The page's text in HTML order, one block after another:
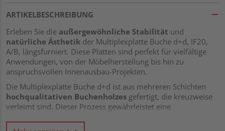
ARTIKELBESCHREIBUNG
Erleben Sie die außergewöhnliche Stabilität und
natürliche Ästhetik der Multiplexplatte Buche d+d, IF20,
A/B, längsfurniert. Diese Platten sind perfekt für vielfältige
Anwendungen, von der Möbelherstellung bis hin zu
anspruchsvollen Innenausbau-Projekten.
Die Multiplexplatte Buche d+d ist aus mehreren Schichten
hochqualitativen Buchenholzes gefertigt, die kreuzweise
verleimt sind. Dieser Prozess gewährleistet eine
höchsten Anforderungen gerecht wird.